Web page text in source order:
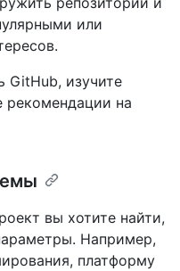
или
GitHub, изучите
рекомендации на
вы хотите найти,
Например,
платформу